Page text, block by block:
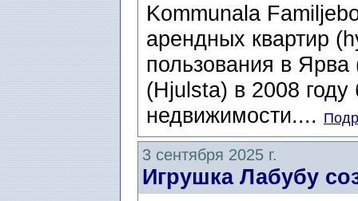
Kommunala
арендных квартир
пользования в
(Hjulsta) в 2008
недвижимости....
3 сентября 2025 г.
Игрушка Лабубу